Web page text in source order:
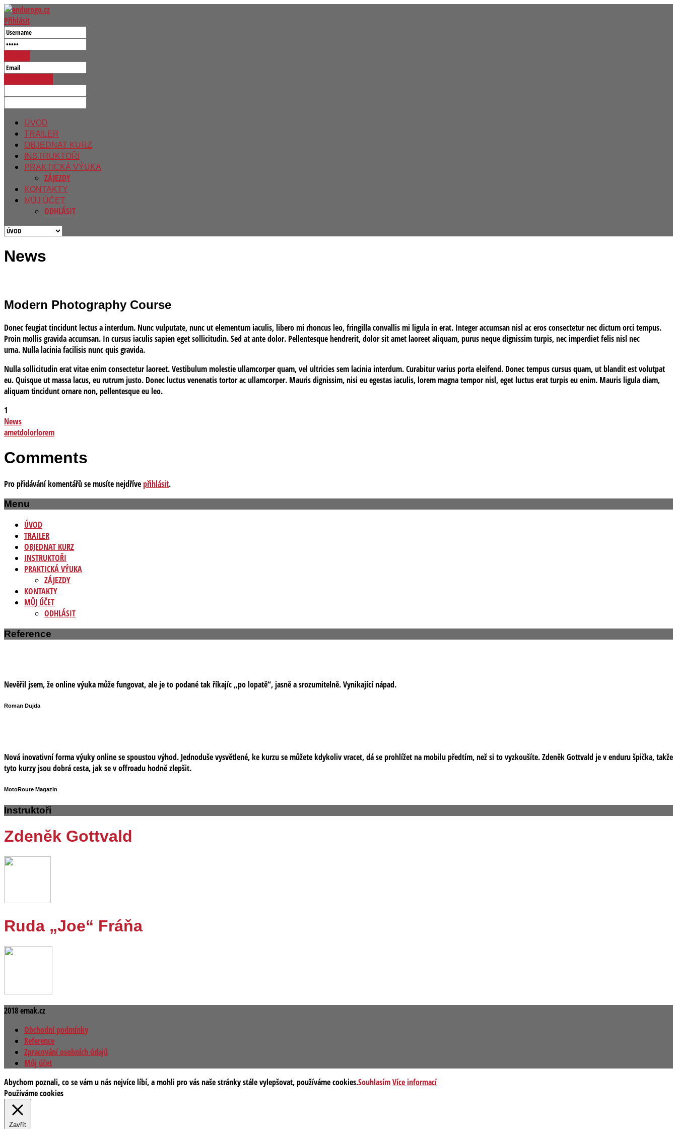
Přihlásit
ÚVOD
TRAILER
OBJEDNAT KURZ
INSTRUKTOŘI
PRAKTICKÁ VÝUKA
ZÁJEZDY
KONTAKTY
MŮJ ÚČET
ODHLÁSIT
News
Modern Photography Course
Donec feugiat tincidunt lectus a interdum. Nunc vulputate, nunc ut elementum iaculis, libero mi rhoncus leo, fringilla convallis mi ligula in erat. Integer accumsan nisl ac eros consectetur nec dictum orci tempus.
Proin mollis gravida accumsan. In cursus iaculis sapien eget sollicitudin. Sed at ante dolor. Pellentesque hendrerit, dolor sit amet laoreet aliquam, purus neque dignissim turpis, nec imperdiet felis nisl nec
urna. Nulla lacinia facilisis nunc quis gravida.
Nulla sollicitudin erat vitae enim consectetur laoreet. Vestibulum molestie ullamcorper quam, vel ultricies sem lacinia interdum. Curabitur varius porta eleifend. Donec tempus cursus quam, ut blandit est volutpat
eu. Quisque ut massa lacus, eu rutrum justo. Donec luctus venenatis tortor ac ullamcorper. Mauris dignissim, nisi eu egestas iaculis, lorem magna tempor nisl, eget luctus erat turpis eu enim. Mauris ligula diam,
aliquam tincidunt ornare non, pellentesque eu leo.
1
News
ametdolorlorem
Comments
Pro přidávání komentářů se musíte nejdřívepřihlásit.
Menu
ÚVOD
TRAILER
OBJEDNAT KURZ
INSTRUKTOŘI
PRAKTICKÁ VÝUKA
ZÁJEZDY
KONTAKTY
MŮJ ÚČET
ODHLÁSIT
Reference
Nevěřil jsem, že online výuka může fungovat, ale je to podané tak říkajíc „po lopatě“, jasně a srozumitelně. Vynikající nápad.
Roman Dujda
Nová inovativní forma výuky online se spoustou výhod. Jednoduše vysvětlené, ke kurzu se můžete kdykoliv vracet, dá se prohlížet na mobilu předtím, než si to vyzkoušíte. Zdeněk Gottvald je v enduru špička, takže
tyto kurzy jsou dobrá cesta, jak se v offroadu hodně zlepšit.
MotoRoute Magazin
Instruktoři
Zdeněk Gottvald
Ruda „Joe“ Fráňa
2018 emak.cz
Obchodní podmínky
Reference
Zpracování osobních údajů
Můj účet
Abychom poznali, co se vám u nás nejvíce líbí, a mohli pro vás naše stránky stále vylepšovat, používáme cookies.SouhlasímVíce informací
Používáme cookies
Zavřít